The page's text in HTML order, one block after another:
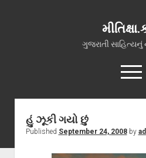
ગુજરાતી
open
menu
સ્વાગત
મારા વિશે
હું ઝૂકી ગયો છું
Published September 24, 2008by